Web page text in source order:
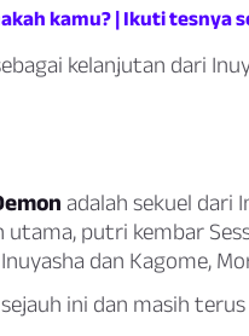
kamu? | Ikuti tesnya
kelanjutan dari
adalah sekuel dari
utama, putri kembar
dan Kagome,
ini dan masih